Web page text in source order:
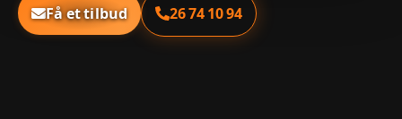
Få et tilbud 26 74 10 94